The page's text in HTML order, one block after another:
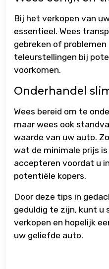
Bij het verkopen van
essentieel. Wees
gebreken of
teleurstellingen bij
voorkomen.
Onderhandel
Wees bereid om te
maar wees ook
waarde van uw auto.
wat de minimale prijs
accepteren voordat u
potentiële kopers.
Door deze tips in
geduldig te zijn, kunt u
verkopen en hopelijk
uw geliefde auto.